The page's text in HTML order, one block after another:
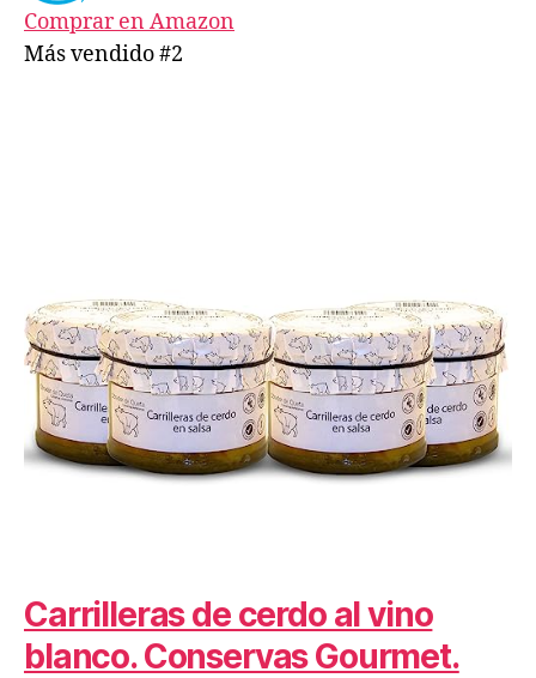
Comprar en Amazon
Más vendido #2
Carrilleras de cerdo al vino
blanco. Conservas Gourmet.